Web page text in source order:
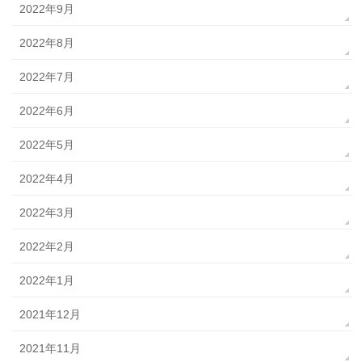
2022年9月
2022年8月
2022年7月
2022年6月
2022年5月
2022年4月
2022年3月
2022年2月
2022年1月
2021年12月
2021年11月